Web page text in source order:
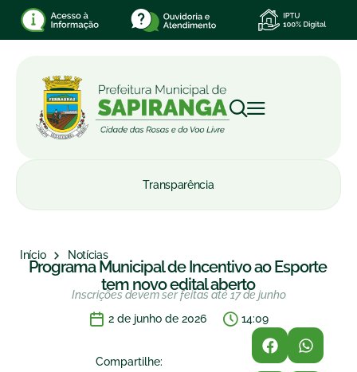
Transparência
Início Notícias
Programa Municipal de Incentivo ao Esporte
tem novo edital aberto
Inscrições devem ser feitas até 17 de junho
2 de junho de 2026
14:09
Compartilhe: